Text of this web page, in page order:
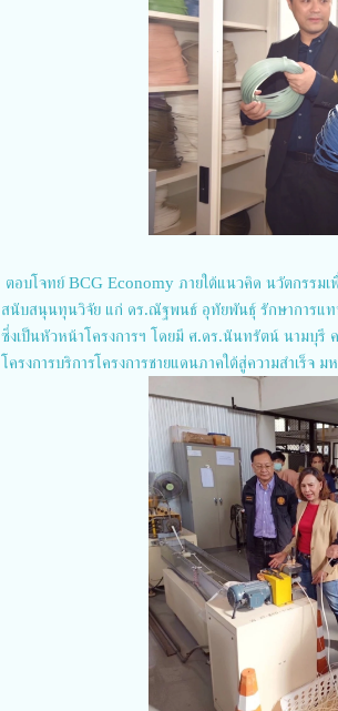
ตอบโจทย์ BCG Economy ภายใต้แนวคิด นวัตกรรมเ
สนับสนุนทุนวิจัย แก่ ดร.ณัฐพนธ์ อุทัยพันธุ์ รักษาการแทน
ซึ่งเป็นหัวหน้าโครงการฯ โดยมี ศ.ดร.นันทรัตน์ นามบุรี
โครงการบริการโครงการชายแดนภาคใต้สู่ความสำเร็จ ม